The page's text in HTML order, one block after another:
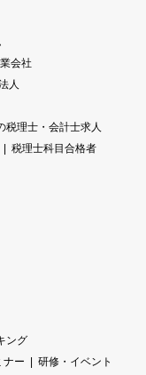
会社
人
税理士・会計士求人
税理士科目合格者
ング
ナー
研修・イベント